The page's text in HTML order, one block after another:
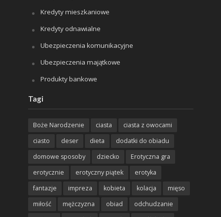
Kredyty mieszkaniowe
Kredyty odnawialne
Ubezpieczenia komunikacyjne
Ubezpieczenia majątkowe
Produkty bankowe
Tagi
Boże Narodzenie ciasta
ciasta z owocami
ciasto
deser dieta
dodatki do obiadu
domowe sposoby
dziecko
Erotyczna gra
erotycznie
erotyczny piątek
erotyka
fantazje
impreza kobieta kolacja
mięso
miłość
mężczyzna obiad
odchudzanie